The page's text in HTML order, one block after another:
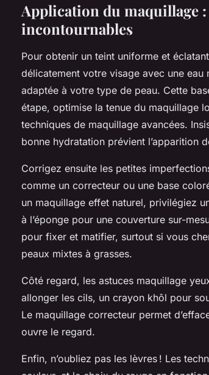
Application du maquillage
incontournables
Pour obtenir un teint uniforme et
délicatement votre visage avec une
adaptée à votre type de peau. Cette
étape, optimise la tenue du maquillage
techniques de maquillage avancées.
bonne hydratation prévient l’apparition
Corrigez ensuite les petites
comme un correcteur ou une base
un maquillage effet naturel, privilégiez
à l’éponge pour une couverture sur-
pour fixer et matifier, surtout si vous
peaux mixtes à grasses.
Côté regard, les astuces maquillage
allonger les cils, un crayon khôl pour
Le maquillage correcteur permet
ouvre le regard.
Enfin, n’oubliez pas les lèvres ! Les